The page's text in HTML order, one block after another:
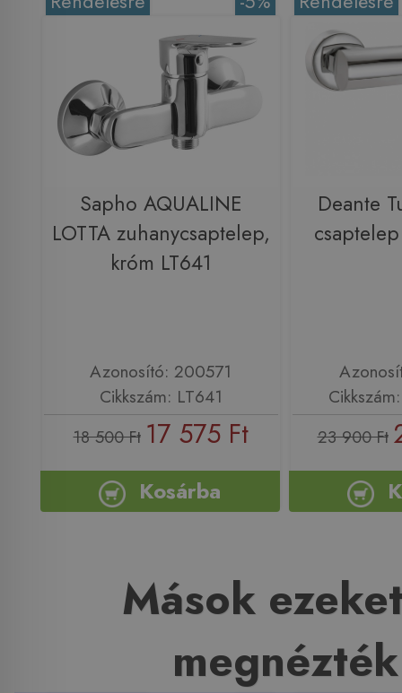
Sapho AQUALINE
LOTTA zuhanycsaptelep,
króm LT641
Azonosító: 200571
Cikkszám: LT641
18 500 Ft 17 575 Ft
Kosárba
Deante
23 900 Ft
Mások
megnézték